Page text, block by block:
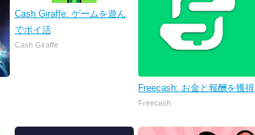
Cash Giraffe: ゲームを遊ん
でポイ活
Cash Giraffe
Freecash: お金と報酬を獲得
Freecash